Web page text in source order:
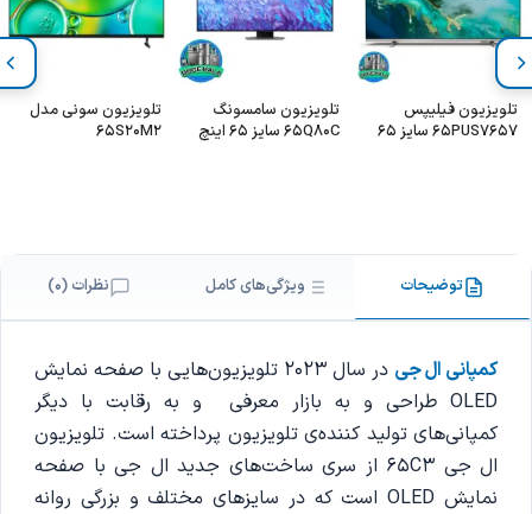
تلویزیون فیلیپس
65PUS7657 سایز 65
تلویزیون سامسونگ
65Q80C سایز 65 اینچ
تلویزیون سونی مدل
65S20M2
توضیحات ویژگی‌های کامل نظرات (0)
کمپانی ال جی
در سال 2023 تلویزیون‌هایی با صفحه نمایش
OLED طراحی و به بازار معرفی و به رقابت با دیگر
کمپانی‌های تولید کننده‌ی تلویزیون پرداخته‌ است. تلویزیون
ال جی 65C3 از سری ساخت‌های جدید ال جی با صفحه
نمایش OLED است که در سایزهای مختلف و بزرگی روانه